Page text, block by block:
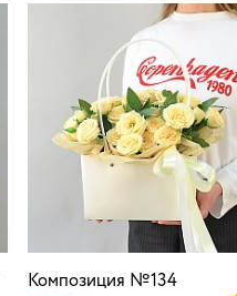
Композиция №134